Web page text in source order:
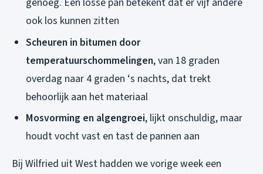
ook los kunnen zitten
Scheuren in bitumen door
temperatuurschommelingen, van 18 graden
overdag naar 4 graden ‘s nachts, dat trekt
behoorlijk aan het materiaal
Mosvorming en algengroei, lijkt onschuldig, maar
houdt vocht vast en tast de pannen aan
Bij Wilfried uit West hadden we vorige week een